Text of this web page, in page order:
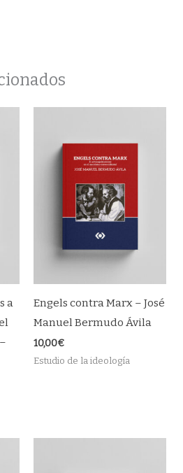
a
Engels contra Marx – José
Manuel Bermudo Ávila
10,00€
Estudio de la ideología